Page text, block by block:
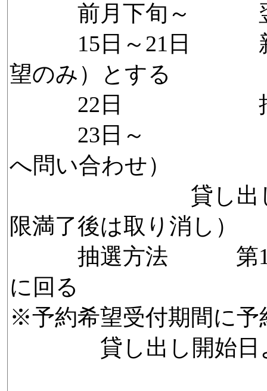
前月下旬～ 翌月
15日～21日 新刊
望のみ）とする
22日 抽選（地
23日～ 抽選発
へ問い合わせ）
貸し出し開始（
限満了後は取り消し）
抽選方法 第1希望
に回る
※予約希望受付期間に
貸し出し開始日よ